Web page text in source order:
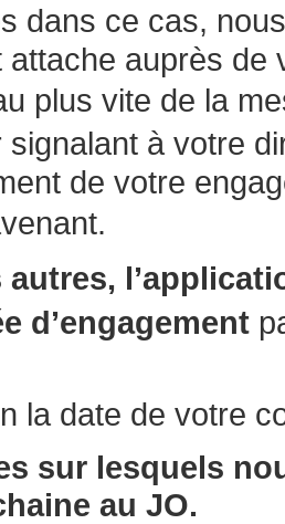
dans ce cas,
attache auprès
plus vite de la
signalant à votre
de votre
d’engagement
la date de votre
sur lesquels
au JO.